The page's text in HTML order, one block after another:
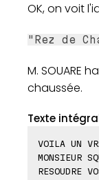
OK, on voit
"Rez de
M. SOUARE
chaussée.
Texte
VOILA UN
MONSIEUR
RESOUDRE